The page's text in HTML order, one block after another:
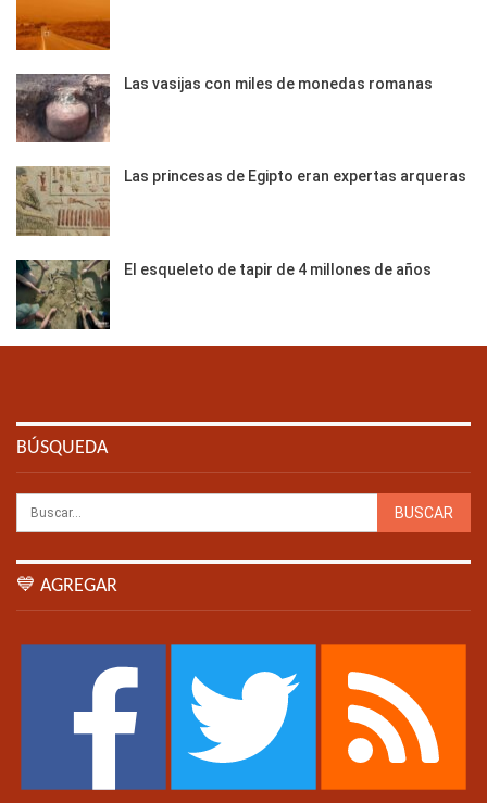
Las vasijas con miles de monedas romanas
Las princesas de Egipto eran expertas arqueras
El esqueleto de tapir de 4 millones de años
BÚSQUEDA
💙 AGREGAR